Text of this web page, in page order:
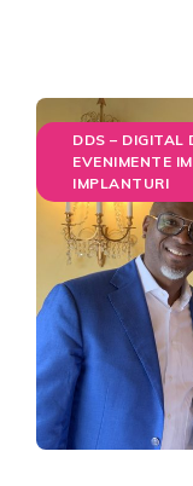
DDS – DIGITAL
EVENIMENTE
IMPLANTURI